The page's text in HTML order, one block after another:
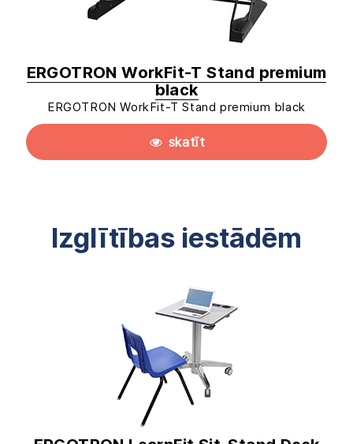
ERGOTRON WorkFit-T Stand premium
black
ERGOTRON WorkFit-T Stand premium black
skatīt
Izglītības iestādēm